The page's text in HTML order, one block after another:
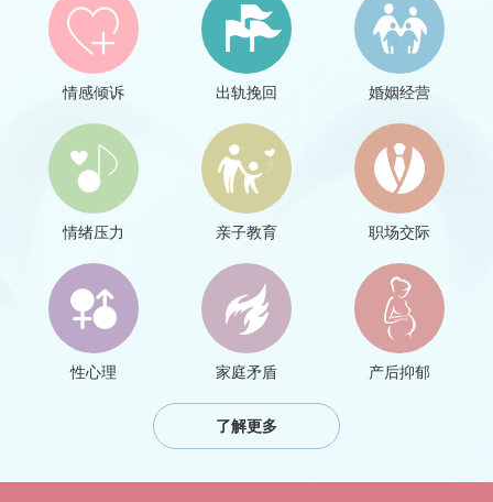
情感倾诉 出轨挽回 婚姻经营
情绪压力 亲子教育 职场交际
性心理 家庭矛盾 产后抑郁
了解更多